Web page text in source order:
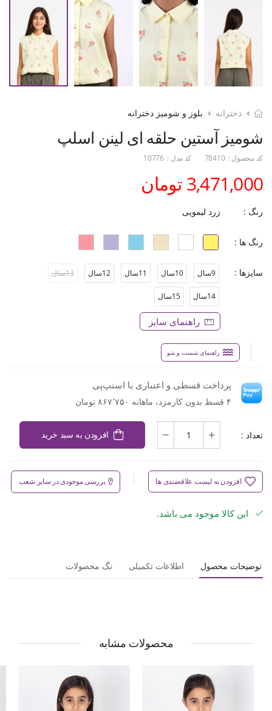
دخترانه بلوز و شومیز دخترانه
شومیز آستین حلقه ای لینن اسلپ
کد محصول : 78410 کد مدل : 10776
3,471,000 تومان
رنگ : زرد لیمویی
رنگ ها :
سایزها : 9سال 10سال 11سال 12سال 13سال
14سال 15سال
راهنمای سایز
راهنمای شست و شو
پرداخت قسطی و اعتباری با اسنپ‌پی
۴ قسط بدون کارمزد، ماهانه ۸۶۷٬۷۵۰ تومان
تعداد : افزودن به سبد خرید
افزودن به لیست علاقه‌مندی ها بررسی موجودی در سایر شعب
این کالا موجود می باشد.
توضیحات محصول اطلاعات تکمیلی تگ محصولات
محصولات مشابه